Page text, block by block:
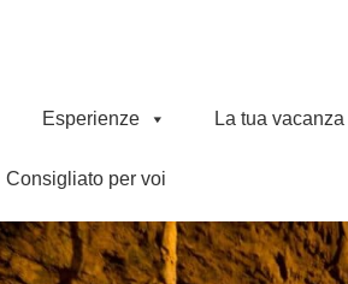
Esperienze La tua vacanza
Consigliato per voi